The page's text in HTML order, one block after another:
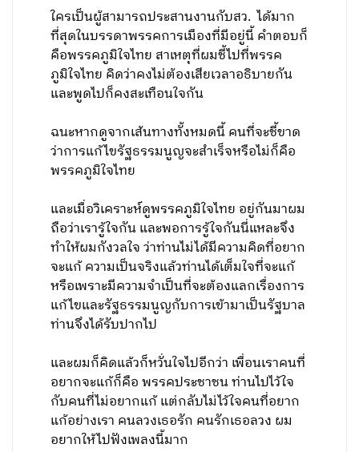
ใครเป็นผู้สามารถประสานงานกับสว. ได้มาก
ที่สุดในบรรดาพรรคการเมืองที่มีอยู่นี้ คำตอบก็
คือพรรคภูมิใจไทย สาเหตุที่ผมชี้ไปที่พรรค
ภูมิใจไทย คิดว่าคงไม่ต้องเสียเวลาอธิบายกัน
และพูดไปก็คงสะเทือนใจกัน
ฉนะหากดูจากเส้นทางทั้งหมดนี้ คนที่จะชี้ขาด
ว่าการแก้ไขรัฐธรรมนูญจะสำเร็จหรือไม่ก็คือ
พรรคภูมิใจไทย
และเมื่อวิเคราะห์ดูพรรคภูมิใจไทย อยู่กันมาผม
ถือว่าเรารู้ใจกัน และพอการรู้ใจกันนี่แหละจึง
ทำให้ผมกังวลใจ ว่าท่านไม่ได้มีความคิดที่อยาก
จะแก้ ความเป็นจริงแล้วท่านได้เต็มใจที่จะแก้
หรือเพราะมีความจำเป็นที่จะต้องแลกเรื่องการ
แก้ไขและรัฐธรรมนูญกับการเข้ามาเป็นรัฐบาล
ท่านจึงได้รับปากไป
และผมก็คิดแล้วก็หวั่นใจไปอีกว่า เพื่อนเราคนที่
อยากจะแก้ก็คือ พรรคประชาชน ท่านไปไว้ใจ
กับคนที่ไม่อยากแก้ แต่กลับไม่ไว้ใจคนที่อยาก
แก้อย่างเรา คนลวงเธอรัก คนรักเธอลวง ผม
อยากให้ไปฟังเพลงนี้มาก